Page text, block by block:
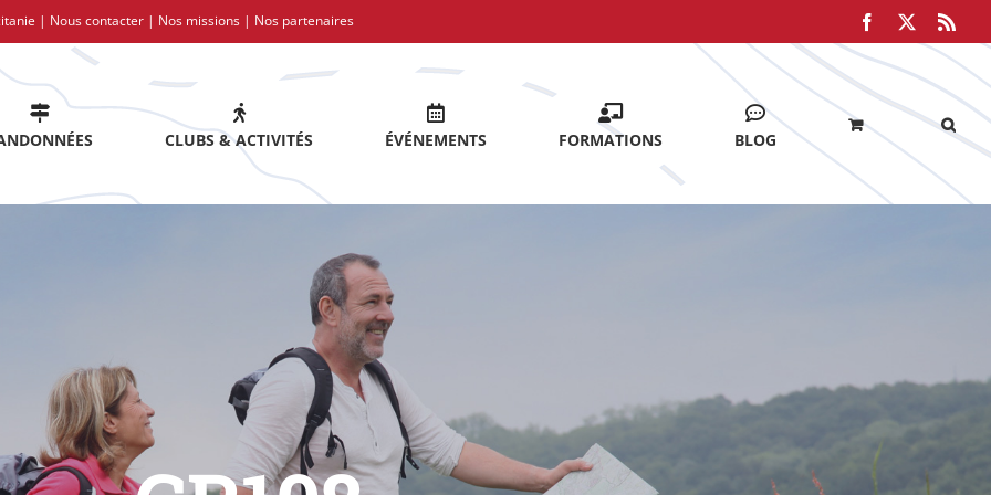
| Nous contacter | Nos missions | Nos partenaires Facebook
CLUBS & ACTIVITÉS ÉVÉNEMENTS FORMATIONS BLOG